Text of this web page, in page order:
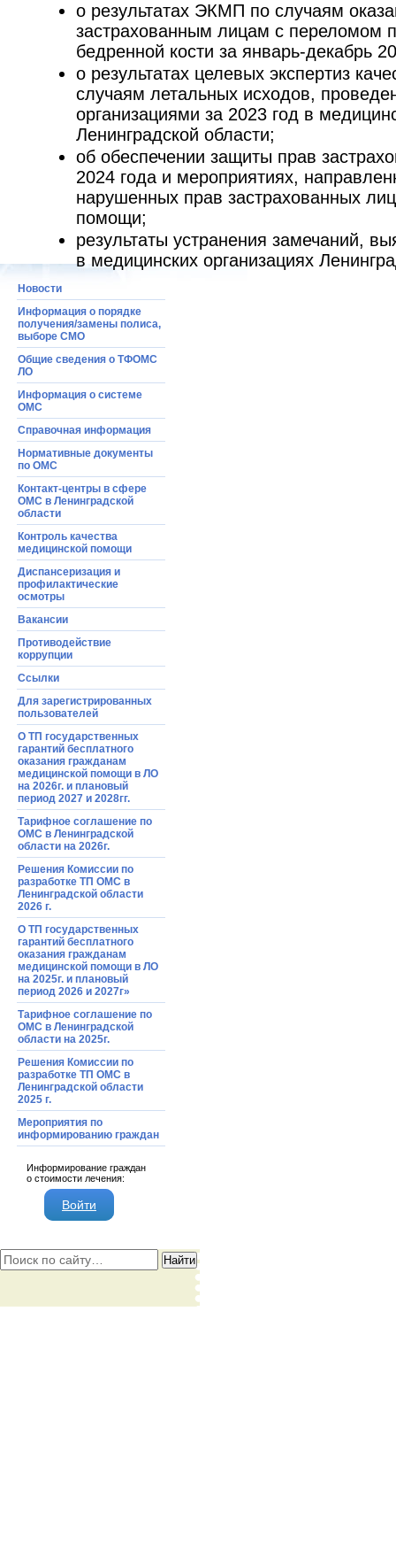
о результатах ЭКМП по случаям
застрахованным лицам с переломом
бедренной кости за январь-декабрь
о результатах целевых экспертиз
случаям летальных исходов,
организациями за 2023 год в
Ленинградской области;
об обеспечении защиты прав
2024 года и мероприятиях,
нарушенных прав застрахованных
помощи;
результаты устранения замечаний,
в медицинских организациях
Новости
Информация о порядке
получения/замены полиса,
выборе СМО
Общие сведения о ТФОМС
ЛО
Информация o системе
ОМС
Справочная информация
Нормативные документы
по ОМС
Контакт-центры в сфере
ОМС в Ленинградской
области
Контроль качества
медицинской помощи
Диспансеризация и
профилактические
осмотры
Вакансии
Противодействие
коррупции
Ссылки
Для зарегистрированных
пользователей
О ТП государственных
гарантий бесплатного
оказания гражданам
медицинской помощи в ЛО
на 2026г. и плановый
период 2027 и 2028гг.
Тарифное соглашение по
ОМС в Ленинградской
области на 2026г.
Решения Комиссии по
разработке ТП ОМС в
Ленинградской области
2026 г.
О ТП государственных
гарантий бесплатного
оказания гражданам
медицинской помощи в ЛО
на 2025г. и плановый
период 2026 и 2027г»
Тарифное соглашение по
ОМС в Ленинградской
области на 2025г.
Решения Комиссии по
разработке ТП ОМС в
Ленинградской области
2025 г.
Мероприятия по
информированию граждан
Информирование граждан
о стоимости лечения:
Войти